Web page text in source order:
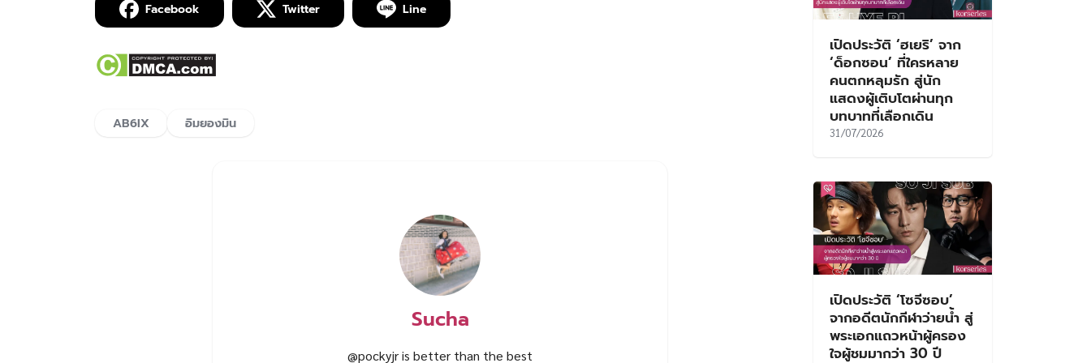
Facebook Twitter Line
AB6IX อิมยองมิน
Sucha
@pockyjr is better than the best
เปิดประวัติ ‘ฮเยริ’ จาก
‘ด็อกซอน’ ที่ใครหลาย
คนตกหลุมรัก สู่นัก
แสดงผู้เติบโตผ่านทุก
บทบาทที่เลือกเดิน
31/07/2026
เปิดประวัติ ‘โซจีซอบ’
จากอดีตนักกีฬาว่ายน้ำ สู่
พระเอกแถวหน้าผู้ครอง
ใจผู้ชมมากว่า 30 ปี